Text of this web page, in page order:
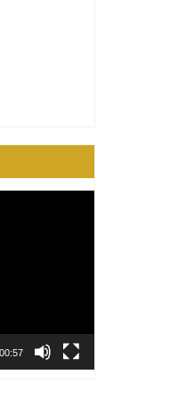
00:57